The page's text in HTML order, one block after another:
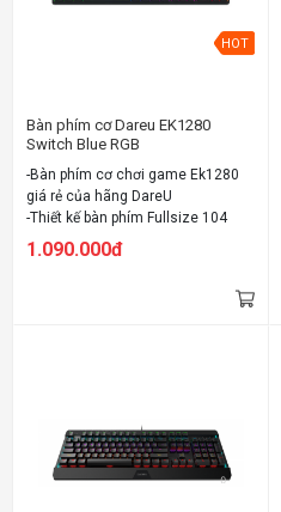
HOT
Bàn phím cơ Dareu EK1280
Switch Blue RGB
(TK531U08601G) (USB)
-Bàn phím cơ chơi game Ek1280
giá rẻ của hãng DareU
-Thiết kế bàn phím Fullsize 104
phím quen thuộc
-Đầy đủ 3 loại Switch: Blue - Brown
1.090.000đ